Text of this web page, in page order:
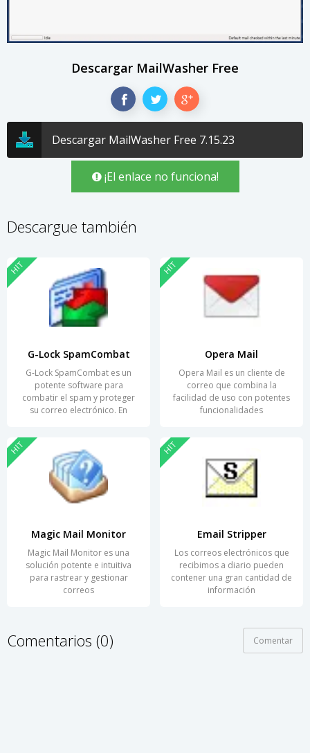
Descargar MailWasher Free
Descargar MailWasher Free 7.15.23
¡El enlace no funciona!
Descargue también
G-Lock SpamCombat
G-Lock SpamCombat es un
potente software para
combatir el spam y proteger
su correo electrónico. En
HIT
Opera Mail
Opera Mail es un cliente de
correo que combina la
facilidad de uso con potentes
funcionalidades
HIT
Magic Mail Monitor
Magic Mail Monitor es una
solución potente e intuitiva
para rastrear y gestionar
correos
HIT
Email Stripper
Los correos electrónicos que
recibimos a diario pueden
contener una gran cantidad de
información
HIT
Comentarios (0) Comentar